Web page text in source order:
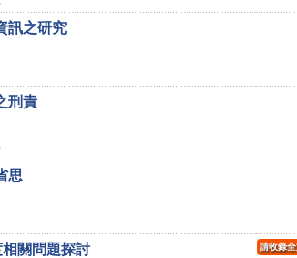
訊之研究
刑責
思
關問題探討
請收錄